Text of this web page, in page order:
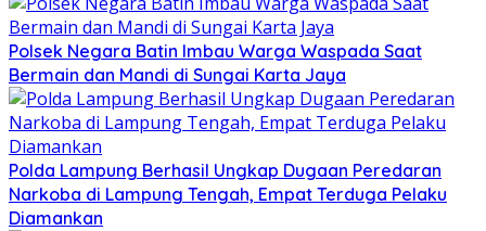
Polsek Negara Batin Imbau Warga Waspada Saat
Bermain dan Mandi di Sungai Karta Jaya
Polda Lampung Berhasil Ungkap Dugaan Peredaran
Narkoba di Lampung Tengah, Empat Terduga Pelaku
Diamankan